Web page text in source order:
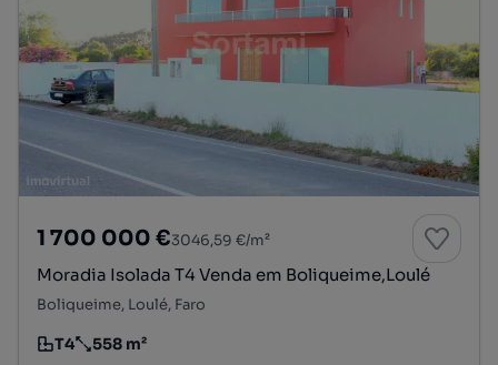
1 700 000 €3046,59 €/m²
Moradia Isolada T4 Venda em Boliqueime,Loulé
Boliqueime, Loulé, Faro
Tipologia
T4
Preço por metro quadrado
558 m²